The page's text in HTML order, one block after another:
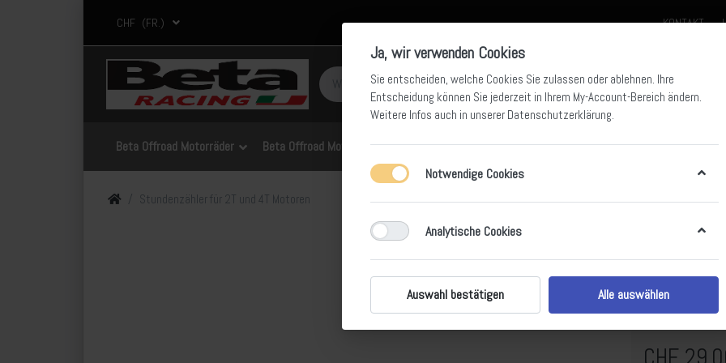
CHF (FR.) KONTAKT
Beta Offroad Motorräder Beta Offroad Motorräder für Kids Beta Offroad Team Bekleidung Beta Ersatzteile Beta
Stundenzähler für 2T und 4T Motoren
CHF
Ja, wir verwenden Cookies
Sie entscheiden, welche Cookies Sie zulassen oder ablehnen. Ihre
Entscheidung können Sie jederzeit in Ihrem My-Account-Bereich ändern.
Weitere Infos auch in unserer Datenschutzerklärung.
Notwendige Cookies
Analytische Cookies
Auswahl bestätigen Alle auswählen